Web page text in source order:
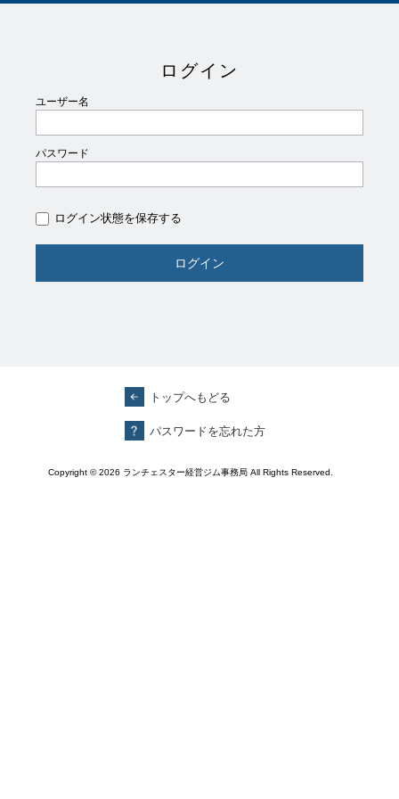
ログイン
ユーザー名
パスワード
ログイン状態を保存する
トップへもどる
パスワードを忘れた方
Copyright ©2026 ランチェスター経営ジム事務局 All Rights Reserved.